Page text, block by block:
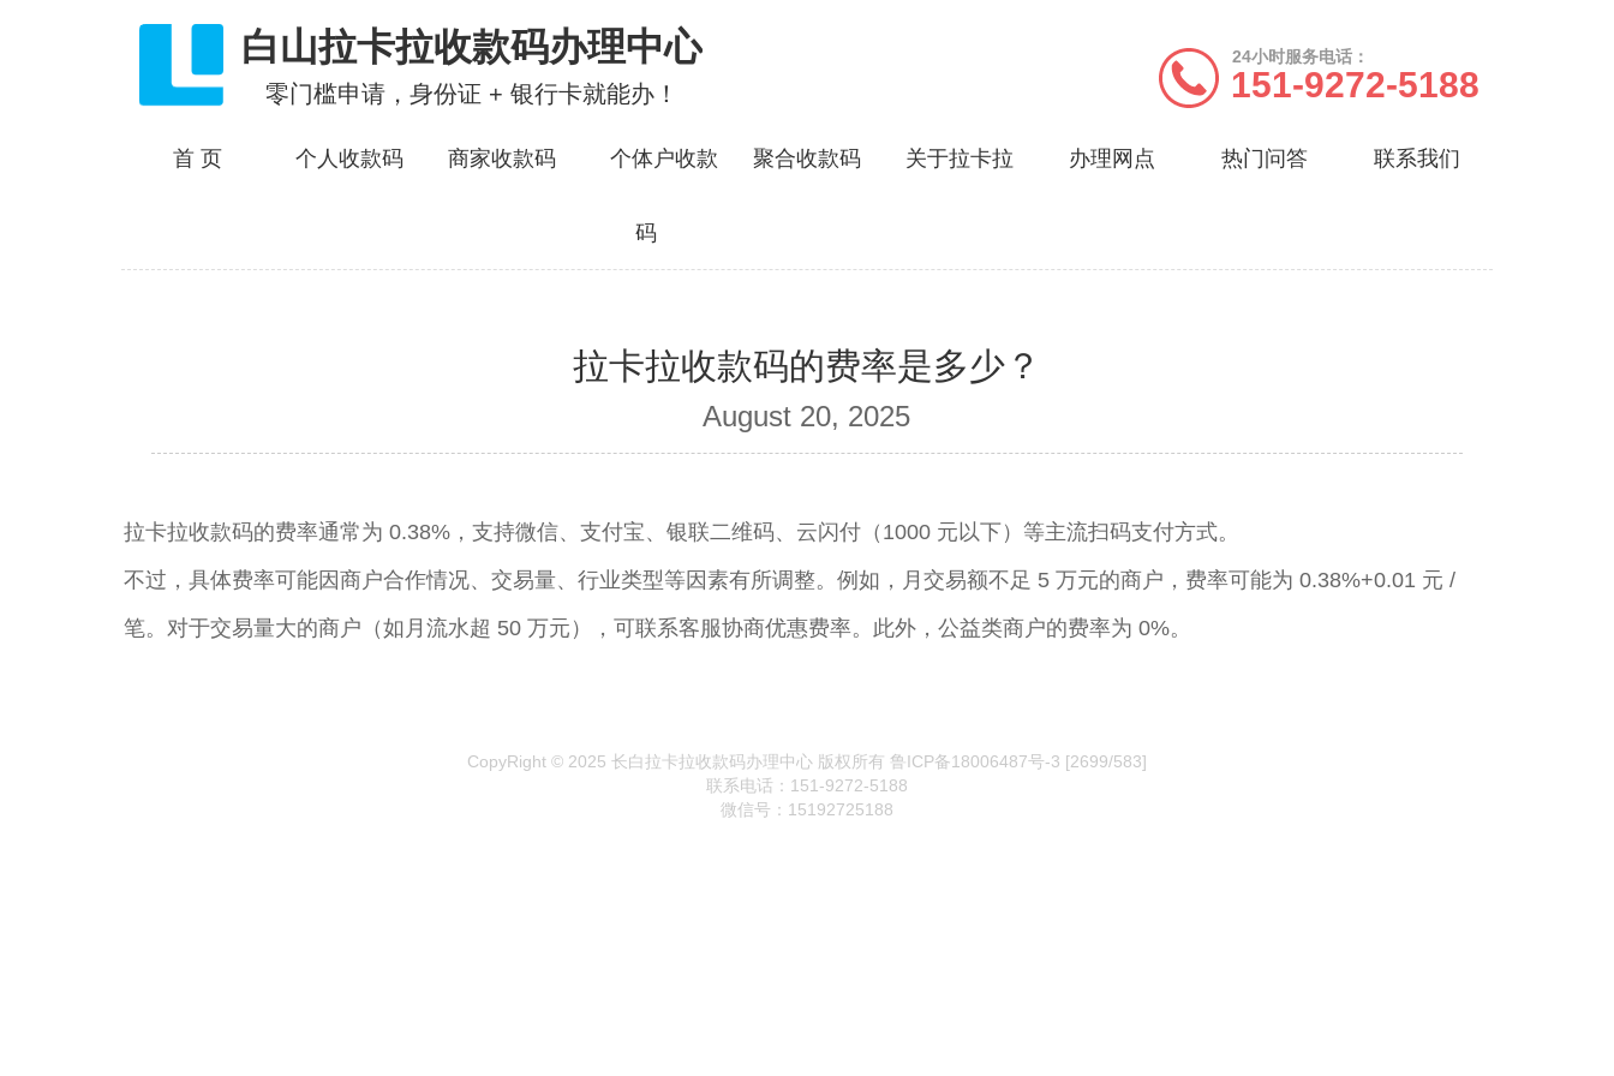
白山拉卡拉收款码办理中心
零门槛申请，身份证 + 银行卡就能办！
24小时服务电话：
151-9272-5188
首 页 个人收款码 商家收款码 个体户收款
码
聚合收款码 关于拉卡拉 办理网点 热门问答 联系我们
拉卡拉收款码的费率是多少？
August 20, 2025
拉卡拉收款码的费率通常为 0.38%，支持微信、支付宝、银联二维码、云闪付（1000 元以下）等主流扫码支付方式。
不过，具体费率可能因商户合作情况、交易量、行业类型等因素有所调整。例如，月交易额不足 5 万元的商户，费率可能为 0.38%+0.01 元 /
笔。对于交易量大的商户（如月流水超 50 万元），可联系客服协商优惠费率。此外，公益类商户的费率为 0%。
CopyRight © 2025 长白拉卡拉收款码办理中心 版权所有 鲁ICP备18006487号-3 [2699/583]
联系电话：151-9272-5188
微信号：15192725188